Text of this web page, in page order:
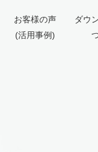
お客様の声
(活用事例)
ダウ